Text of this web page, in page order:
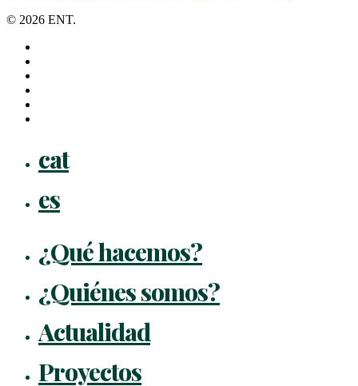
© 2026 ENT.
cat
es
¿Qué hacemos?
¿Quiénes somos?
Actualidad
Proyectos